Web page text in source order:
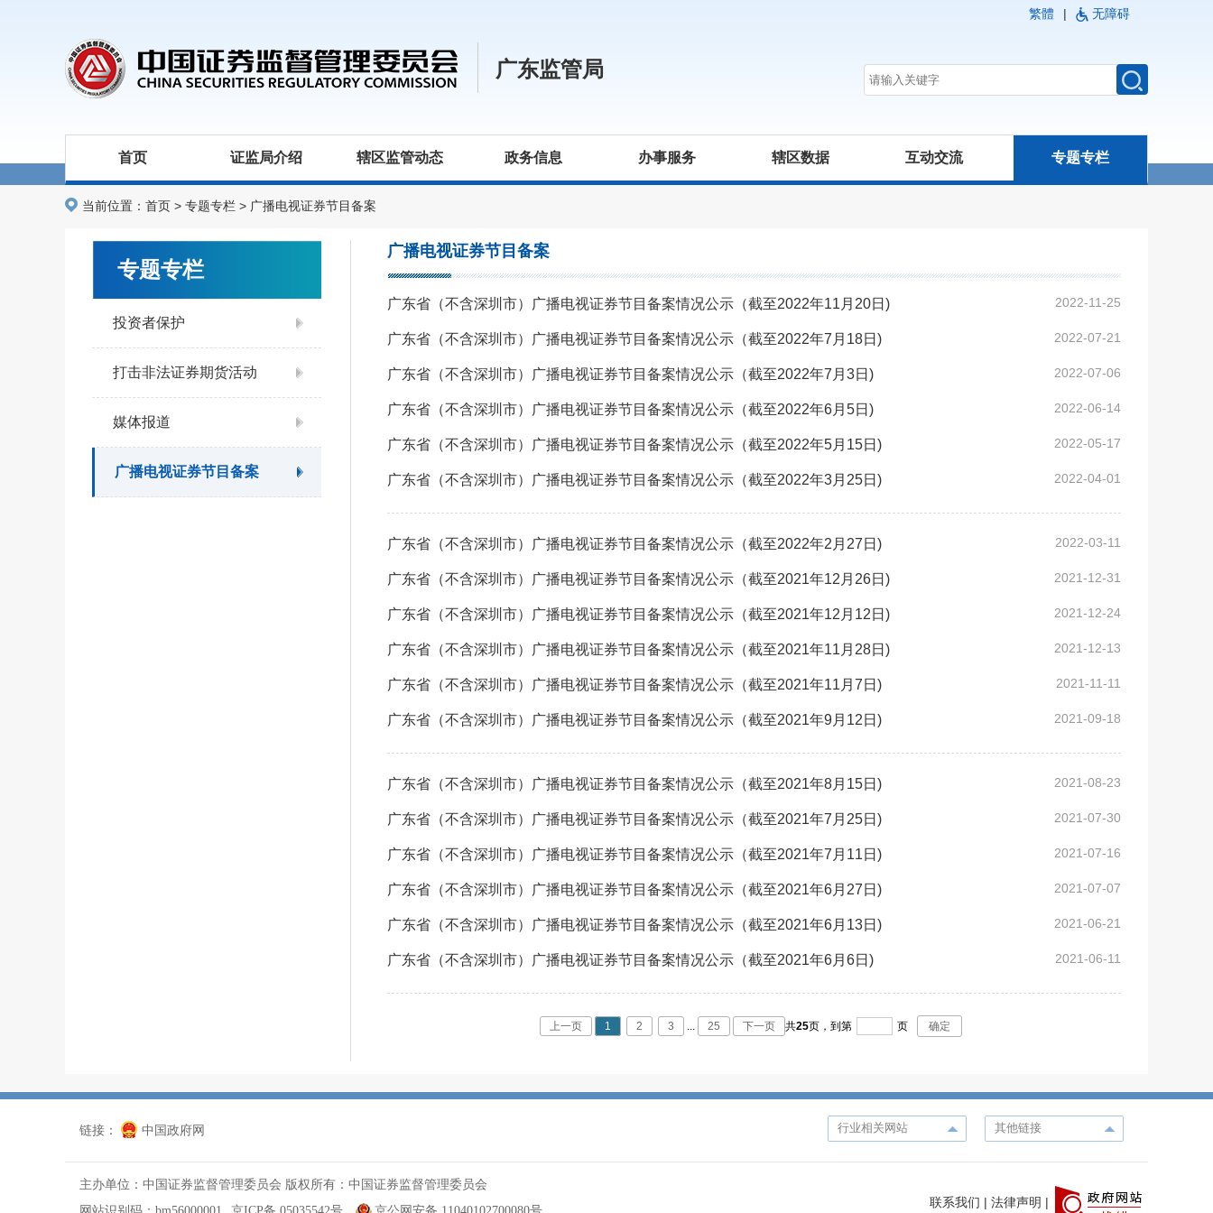
繁體 | 无障碍
广东监管局
首页 证监局介绍 辖区监管动态 政务信息 办事服务 辖区数据 互动交流 专题专栏
当前位置： 首页 > 专题专栏 > 广播电视证券节目备案
专题专栏
投资者保护
打击非法证券期货活动
媒体报道
广播电视证券节目备案
广播电视证券节目备案
广东省（不含深圳市）广播电视证券节目备案情况公示（截至2022年11月20日) 2022-11-25
广东省（不含深圳市）广播电视证券节目备案情况公示（截至2022年7月18日) 2022-07-21
广东省（不含深圳市）广播电视证券节目备案情况公示（截至2022年7月3日) 2022-07-06
广东省（不含深圳市）广播电视证券节目备案情况公示（截至2022年6月5日) 2022-06-14
广东省（不含深圳市）广播电视证券节目备案情况公示（截至2022年5月15日) 2022-05-17
广东省（不含深圳市）广播电视证券节目备案情况公示（截至2022年3月25日) 2022-04-01
广东省（不含深圳市）广播电视证券节目备案情况公示（截至2022年2月27日) 2022-03-11
广东省（不含深圳市）广播电视证券节目备案情况公示（截至2021年12月26日) 2021-12-31
广东省（不含深圳市）广播电视证券节目备案情况公示（截至2021年12月12日) 2021-12-24
广东省（不含深圳市）广播电视证券节目备案情况公示（截至2021年11月28日) 2021-12-13
广东省（不含深圳市）广播电视证券节目备案情况公示（截至2021年11月7日) 2021-11-11
广东省（不含深圳市）广播电视证券节目备案情况公示（截至2021年9月12日) 2021-09-18
广东省（不含深圳市）广播电视证券节目备案情况公示（截至2021年8月15日) 2021-08-23
广东省（不含深圳市）广播电视证券节目备案情况公示（截至2021年7月25日) 2021-07-30
广东省（不含深圳市）广播电视证券节目备案情况公示（截至2021年7月11日) 2021-07-16
广东省（不含深圳市）广播电视证券节目备案情况公示（截至2021年6月27日) 2021-07-07
广东省（不含深圳市）广播电视证券节目备案情况公示（截至2021年6月13日) 2021-06-21
广东省（不含深圳市）广播电视证券节目备案情况公示（截至2021年6月6日) 2021-06-11
上一页 1 2 3 ... 25 下一页 共25页，到第 页 确定
链接： 中国政府网
主办单位：中国证券监督管理委员会 版权所有：中国证券监督管理委员会
联系我们 | 法律声明 |